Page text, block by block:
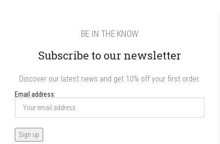
BE IN THE KNOW
Subscribe to our newsletter
Discover our latest news and get 10% off your first order.
Email address: